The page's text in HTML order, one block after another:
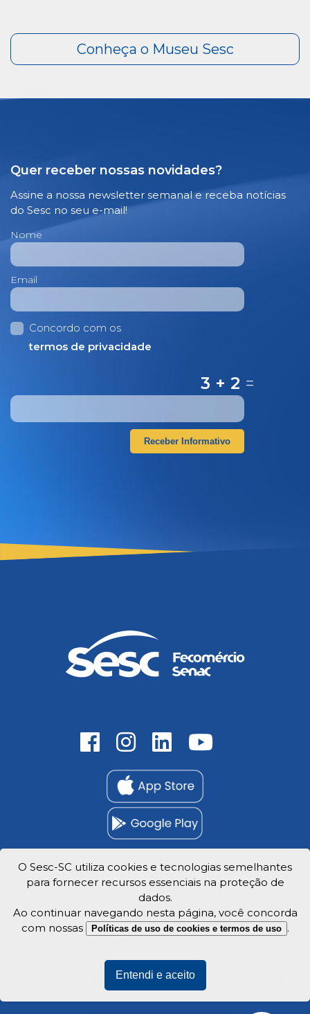
Quer receber nossas novidades?
Assine a nossa newsletter semanal e receba notícias
do Sesc no seu e-mail!
Nome
Email
Concordo com os
termos de privacidade
3 + 2 =
Receber Informativo
Trabalhe Conosco
Privacidade e dados
Veja o mapa do site
O Sesc-SC utiliza cookies e tecnologias semelhantes
para fornecer recursos essenciais na proteção de
dados.
Ao continuar navegando nesta página, você concorda
com nossas
Políticas de uso de cookies e termos de uso .
Entendi e aceito